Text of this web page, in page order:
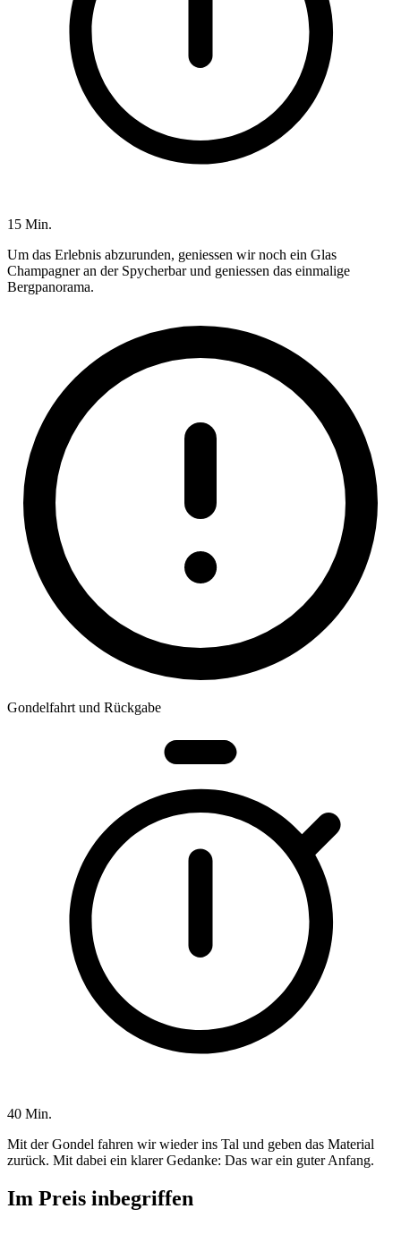
15 Min.
Um das Erlebnis abzurunden, geniessen wir noch ein Glas
Champagner an der Spycherbar und geniessen das einmalige
Bergpanorama.
Gondelfahrt und Rückgabe
40 Min.
Mit der Gondel fahren wir wieder ins Tal und geben das Material
zurück. Mit dabei ein klarer Gedanke: Das war ein guter Anfang.
Im Preis inbegriffen